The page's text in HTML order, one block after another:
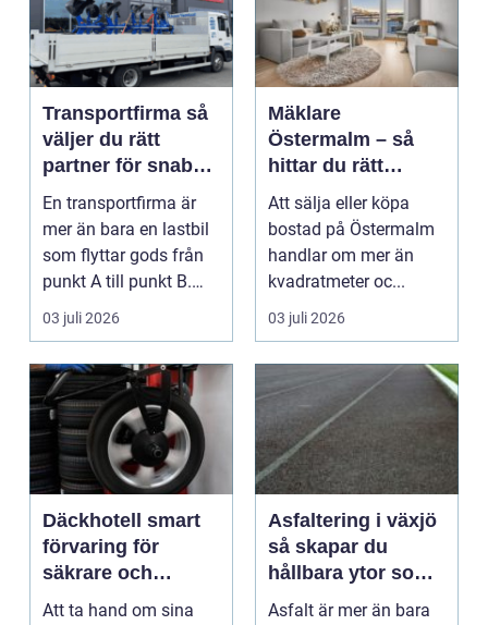
Transportfirma så
väljer du rätt
partner för snabba
och trygga
leveranser
En transportfirma är
mer än bara en lastbil
som flyttar gods från
punkt A till punkt B.
Rätt partner...
03 juli 2026
Mäklare
Östermalm – så
hittar du rätt
kompetens för din
bostadsaffär
Att sälja eller köpa
bostad på Östermalm
handlar om mer än
kvadratmeter oc...
03 juli 2026
Däckhotell smart
förvaring för
säkrare och
enklare bilägande
Att ta hand om sina
Asfaltering i växjö
så skapar du
hållbara ytor som
fungerar året runt
Asfalt är mer än bara